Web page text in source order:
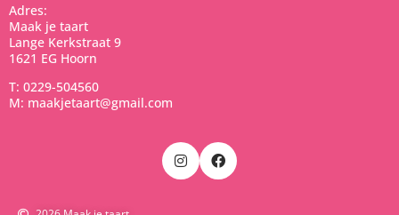
Adres:
Maak je taart
Lange Kerkstraat 9
1621 EG Hoorn
T: 0229-504560
M: maakjetaart@gmail.com